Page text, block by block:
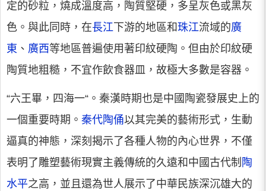
定的砂粒，燒成溫度高，陶質堅硬，多呈灰色或黑灰
色。與此同時，在長江 下游的地區和珠江流域的廣
東 、 廣西等地區普遍使用著印紋硬陶。但由於印紋硬
陶質地粗糙，不宜作飲食器皿，故極大多數是容器。
“六王畢，四海一“。秦漢時期也是中國陶瓷發展史上的
一個重要時期。 秦代陶俑以其完美的藝術形式，生動
逼真的神態，深刻揭示了各種人物的內心世界，不僅
表明了雕塑藝術現實主義傳統的久遠和中國古代制 陶
水平之高，並且還為世人展示了中華民族深沉雄大的